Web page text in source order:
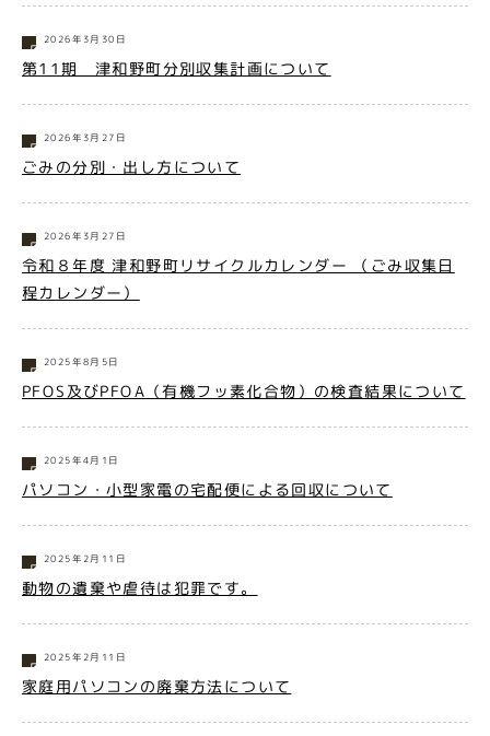
2026年3月30日
第11期 津和野町分別収集計画について
2026年3月27日
ごみの分別・出し方について
2026年3月27日
令和８年度 津和野町リサイクルカレンダー （ごみ収集日
程カレンダー）
2025年8月5日
PFOS及びPFOA（有機フッ素化合物）の検査結果について
2025年4月1日
パソコン・小型家電の宅配便による回収について
2025年2月11日
動物の遺棄や虐待は犯罪です。
2025年2月11日
家庭用パソコンの廃棄方法について